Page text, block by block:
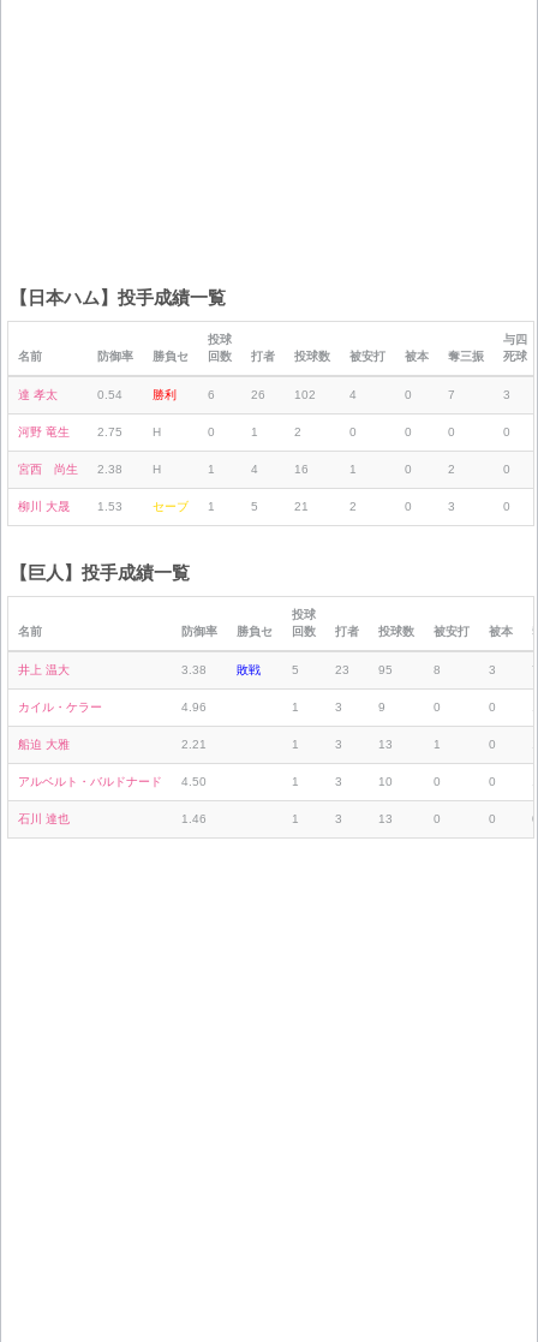
【日本ハム】投手成績一覧
名前 防御率 勝負セ
投球
回数
打者 投球数 被安打 被本 奪三振
与四
死球
達 孝太 0.54 勝利 6 26 102 4 0 7 3
河野 竜生 2.75 H 0 1 2 0 0 0 0
宮西 尚生 2.38 H 1 4 16 1 0 2 0
柳川 大晟 1.53 セーブ 1 5 21 2 0 3 0
【巨人】投手成績一覧
名前 防御率 勝負セ
投球
回数
打者 投球数 被安打 被本
井上 温大 3.38 敗戦 5 23 95 8 3 7
カイル・ケラー 4.96 1 3 9 0 0
船迫 大雅 2.21 1 3 13 1 0
アルベルト・バルドナード 4.50 1 3 10 0 0
石川 達也 1.46 1 3 13 0 0 0